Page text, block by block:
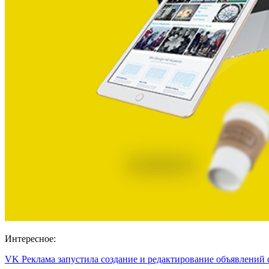
Интересное:
VK Реклама запустила создание и редактирование